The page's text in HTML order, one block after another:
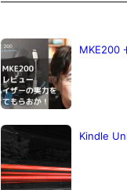
MKE200
Kindle